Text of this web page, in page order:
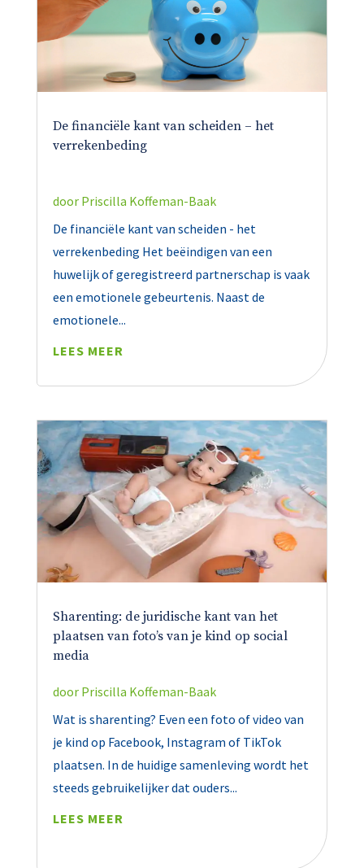
De financiële kant van scheiden – het
verrekenbeding
door Priscilla Koffeman-Baak
De financiële kant van scheiden - het
verrekenbeding Het beëindigen van een
huwelijk of geregistreerd partnerschap is vaak
een emotionele gebeurtenis. Naast de
emotionele...
LEES MEER
Sharenting: de juridische kant van het
plaatsen van foto’s van je kind op social
media
door Priscilla Koffeman-Baak
Wat is sharenting? Even een foto of video van
je kind op Facebook, Instagram of TikTok
plaatsen. In de huidige samenleving wordt het
steeds gebruikelijker dat ouders...
LEES MEER